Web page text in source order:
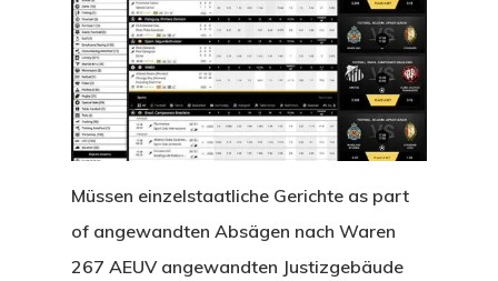
Müssen einzelstaatliche Gerichte as part
of angewandten Absägen nach Waren
267 AEUV angewandten Justizgebäude